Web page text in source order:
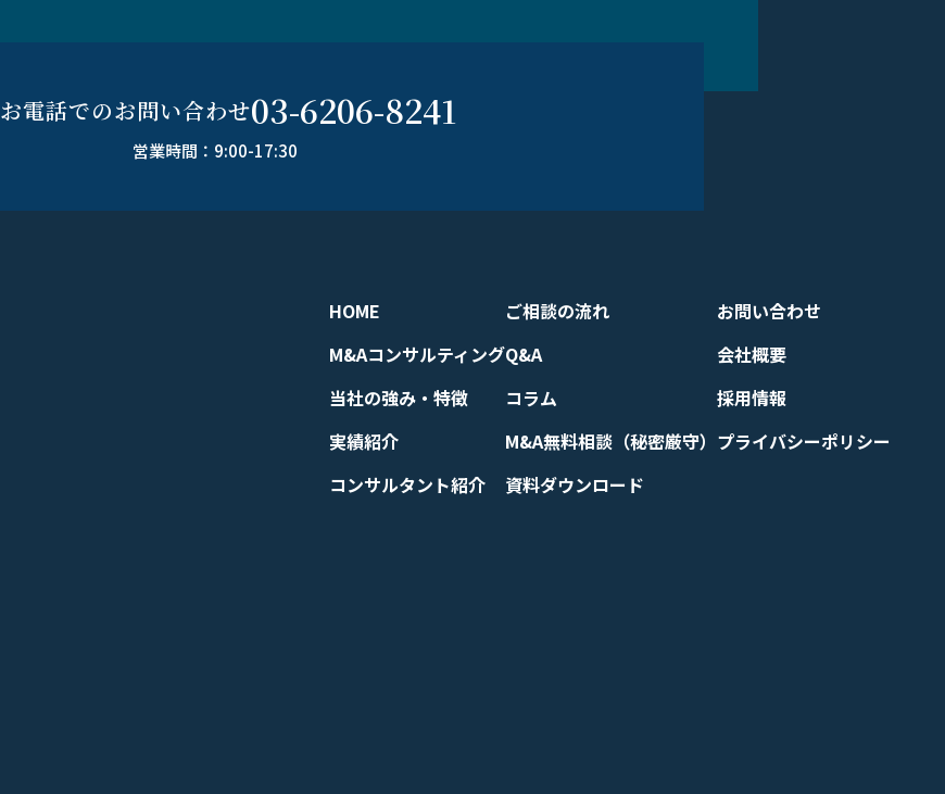
お電話でのお問い合わせ03-6206-8241
営業時間：9:00-17:30
HOME
M&Aコンサルティング
当社の強み・特徴
実績紹介
コンサルタント紹介
ご相談の流れ
Q&A
コラム
M&A無料相談（秘密厳守）
資料ダウンロード
お問い合わせ
会社概要
採用情報
プライバシーポリシー